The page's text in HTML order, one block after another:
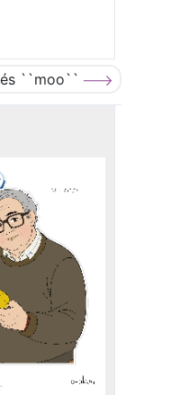
``moo``